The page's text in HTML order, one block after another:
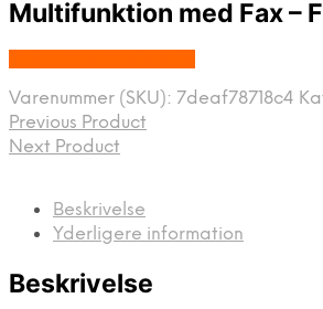
Multifunktion med Fax –
Varenummer (SKU): 7deaf78718c4
Previous Product
Next Product
Beskrivelse
Yderligere information
Beskrivelse